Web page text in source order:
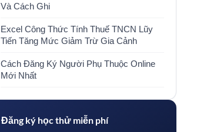
Và Cách Ghi
Excel Công Thức Tính Thuế TNCN Lũy
Tiến Tăng Mức Giảm Trừ Gia Cảnh
Cách Đăng Ký Người Phụ Thuộc Online
Mới Nhất
Đăng ký học thử miễn phí